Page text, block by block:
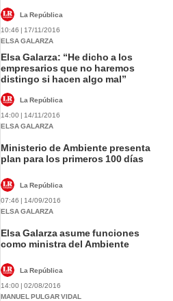
La República
10:46 | 17/11/2016
ELSA GALARZA
Elsa Galarza: “He dicho a los
empresarios que no haremos
distingo si hacen algo mal”
La República
14:00 | 14/11/2016
ELSA GALARZA
Ministerio de Ambiente presenta
plan para los primeros 100 días
La República
07:46 | 14/09/2016
ELSA GALARZA
Elsa Galarza asume funciones
como ministra del Ambiente
La República
14:00 | 02/08/2016
MANUEL PULGAR VIDAL